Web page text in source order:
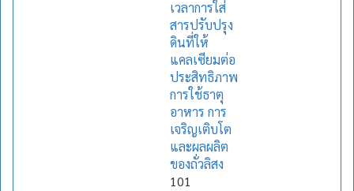
เวลาการใส่
สารปรับปรุง
ดินที่ให้
แคลเซียมต่อ
ประสิทธิภาพ
การใช้ธาตุ
อาหาร การ
เจริญเติบโต
และผลผลิต
ของถั่วลิสง
101